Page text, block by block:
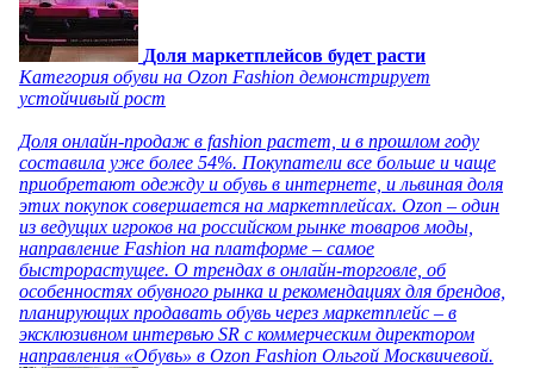
Доля маркетплейсов будет расти
Категория обуви на Ozon Fashion демонстрирует
устойчивый рост
Доля онлайн-продаж в fashion растет, и в прошлом году
составила уже более 54%. Покупатели все больше и чаще
приобретают одежду и обувь в интернете, и львиная доля
этих покупок совершается на маркетплейсах. Ozon – один
из ведущих игроков на российском рынке товаров моды,
направление Fashion на платформе – самое
быстрорастущее. О трендах в онлайн-торговле, об
особенностях обувного рынка и рекомендациях для брендов,
планирующих продавать обувь через маркетплейс – в
эксклюзивном интервью SR с коммерческим директором
направления «Обувь» в Ozon Fashion Ольгой Москвичевой.